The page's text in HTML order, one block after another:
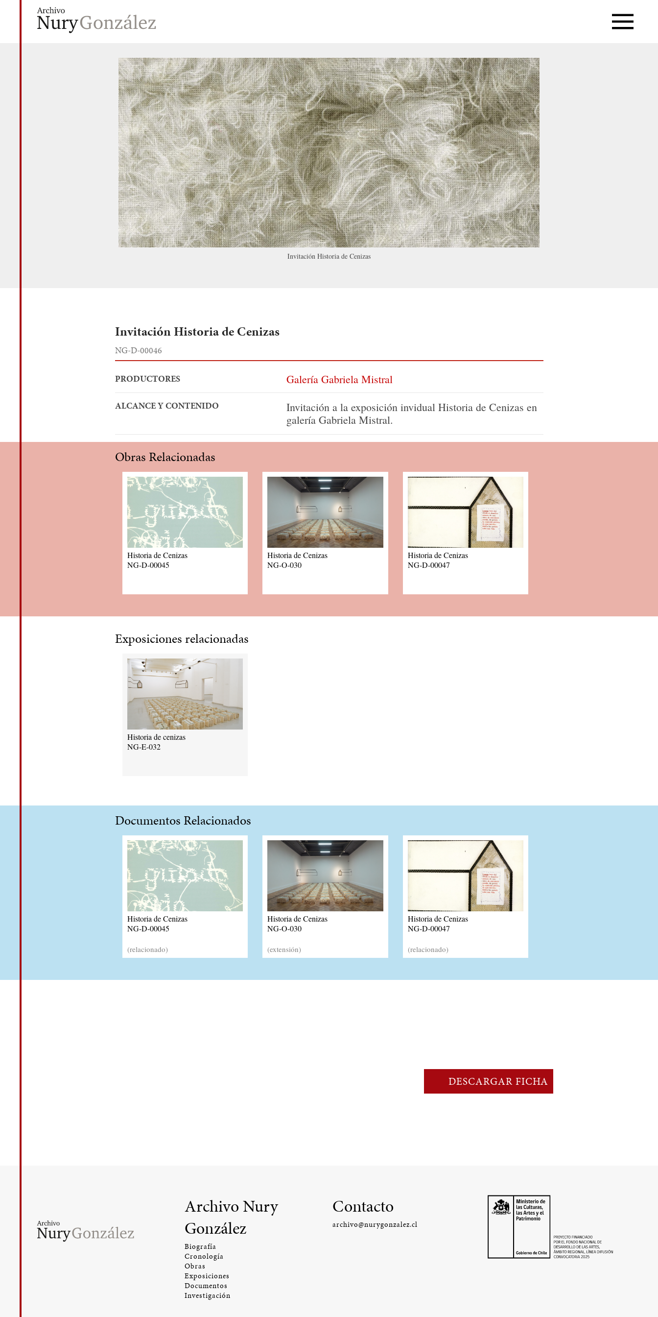
Invitación Historia de Cenizas
DESCARGAR FICHA
Invitación Historia de Cenizas
NG-D-00046
PRODUCTORES Galería Gabriela Mistral
ALCANCE Y CONTENIDO
Invitación a la exposición invidual Historia de Cenizas en
galería Gabriela Mistral.
Obras Relacionadas
Historia de Cenizas
NG-D-00045
Historia de Cenizas
NG-O-030
Historia de Cenizas
NG-D-00047
Exposiciones relacionadas
Historia de cenizas
NG-E-032
Documentos Relacionados
Historia de Cenizas
NG-D-00045
(relacionado)
Historia de Cenizas
NG-O-030
(extensión)
Historia de Cenizas
NG-D-00047
(relacionado)
Archivo Nury
González
Biografía
Cronología
Obras
Exposiciones
Documentos
Investigación
Contacto
archivo@nurygonzalez.cl